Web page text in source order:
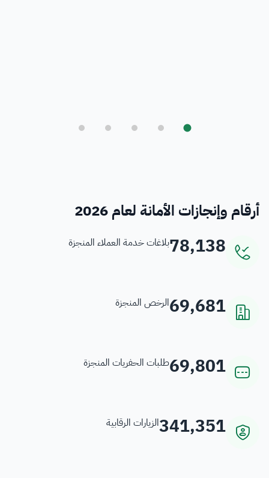
أرقام وإنجازات الأمانة لعام 2026
78,138بلاغات خدمة العملاء المنجزة
69,681الرخص المنجزة
69,801طلبات الحفريات المنجزة
341,351الزيارات الرقابية